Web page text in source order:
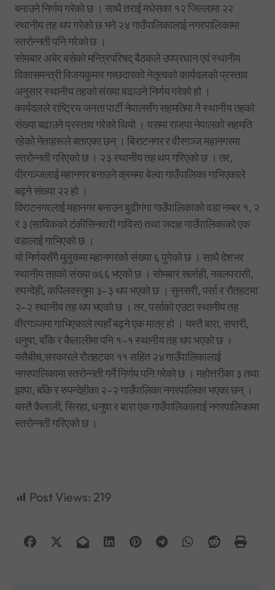
बनाउने निर्णय गरेको छ । साथै तराई मधेसका १२ जिल्लामा २२
स्थानीय तह थप गरेको छ भने २४ गाउँपालिकालाई नगरपालिकामा
स्तरोन्नती पनि गरेको छ ।
सोमबार अबेर बसेको मन्त्रिपरिषद् बैठकले उपप्रधान एवं स्थानीय
विकासमन्त्री विजयकुमार गच्छदारको नेतृत्वको कार्यदलको प्रस्ताव
अनुसार स्थानीय तहको संख्या बढाउने निर्णय गरेको हो ।
कार्यदलले राष्ट्रिय जनता पार्टी नेपालसँग सहमतिमा नै स्थानीय तहको
संख्या बढाउने प्रस्ताव गरेको थियो । यसमा राजपा नेपालको सहमति
रहेको नेताहरूले बताएका छन् । बिराटनगर र वीरगञ्ज महानगरमा
स्तरोन्नती गरिएको छ । २३ स्थानीय तह थप गरिएको छ । तर,
वीरगञ्जलाई महानगर बनाउने क्रममा बेल्वा गाउँपालिका गाभिएकाले
बढ्ने संख्या २२ हो ।
विराटनगरलाई महानगर बनाउन बुढीगंगा गाउँपालिकाको वडा नम्बर १, २
र ३ (साविकको टंकीसिनवारी गाविस) तथा जदाह गाउँपालिकाको एक
वडालाई गाभिएको छ ।
यो निर्णयसँगै मुलुकमा महानगरको संख्या ६ पुगेको छ । साथै देशभर
स्थानीय तहको संख्या ७६६ भएको छ । सोमबार सर्लाही, नवलपरासी,
रुपन्देही, कपिलवस्तुमा ३–३ थप भएको छ । सुनसरी, पर्सा र रौतहटमा
२–२ स्थानीय तह थप भएको छ । तर, पर्साको एउटा स्थानीय तह
वीरगञ्जमा गाभिएकाले त्यहाँ बढ्ने एक मात्र हो । यस्तै बारा, सप्तरी,
धनुषा, बाँके र कैलालीमा पनि १–१ स्थानीय तह थप भएको छ ।
यसैबीच,सरकारले रौतहटका ११ सहित २४ गाउँपालिकालाई
नगरपालिकामा स्तरोन्नती गर्ने निर्णय पनि गरेको छ । महोत्तरीका ३ तथा
झापा, बाँके र रुपन्देहीका २–२ गाउँपालिका नगरपालिका भएका छन् ।
यस्तै कैलाली, सिरहा, धनुषा र बारा एक गाउँपालिकालाई नगरपालिकामा
स्तरोन्नती गरिएको छ ।
Post Views: 219